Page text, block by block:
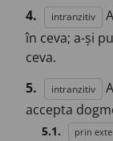
4. intranzitiv
în ceva; a-și
ceva.
5.
intranzitiv
accepta
5.1. prin